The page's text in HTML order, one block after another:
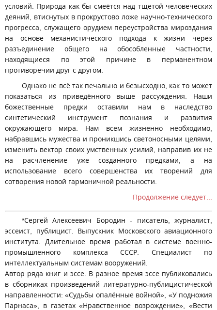
условий. Природа как бы смеётся над тщетой человеческих
деяний, втиснутых в прокрустово ложе научно-технического
прогресса, служащего орудием переустройства мироздания
на основе механистического подхода к жизни через
разъединение общего на обособленные частности,
находящиеся по этой причине в перманентном
противоречии друг с другом.
Однако не всё так печально и безысходно, как то может
показаться из приведённого выше рассуждения. Наши
божественные предки оставили нам в наследство
синтетический инструмент познания и развития
окружающего мира. Нам всем жизненно необходимо,
набравшись мужества и проникшись светоносными целями,
изменить вектор своих умственных усилий, направив их не
на расчленение уже созданного предками, а на
использование всего совершенства их творений для
сотворения новой гармоничной реальности.
Продолжение следует...
*Сергей Алексеевич Бородин - писатель, журналист,
эссеист, публицист. Выпускник Московского авиационного
института. Длительное время работал в системе военно-
промышленного комплекса СССР. Специалист по
интеллектуальным системам вооружений.
Автор ряда книг и эссе. В разное время эссе публиковались
в сборниках произведений литературно-публицистической
направленности: «Судьбы опалённые войной», «У подножия
Парнаса», в газетах «Нравственное возрождение», «Вести